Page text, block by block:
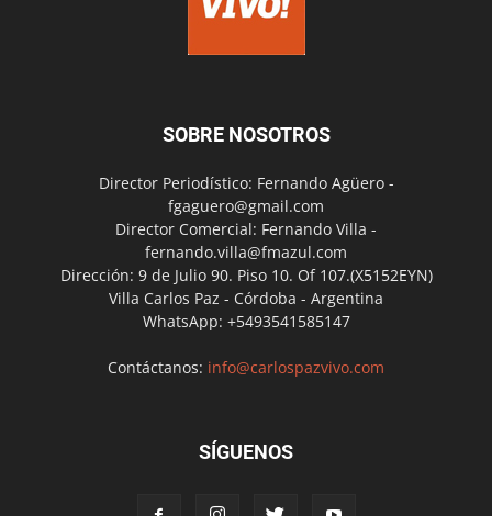
SOBRE NOSOTROS
Director Periodístico: Fernando Agüero -
fgaguero@gmail.com
Director Comercial: Fernando Villa -
fernando.villa@fmazul.com
Dirección: 9 de Julio 90. Piso 10. Of 107.(X5152EYN)
Villa Carlos Paz - Córdoba - Argentina
WhatsApp: +5493541585147
Contáctanos: info@carlospazvivo.com
SÍGUENOS